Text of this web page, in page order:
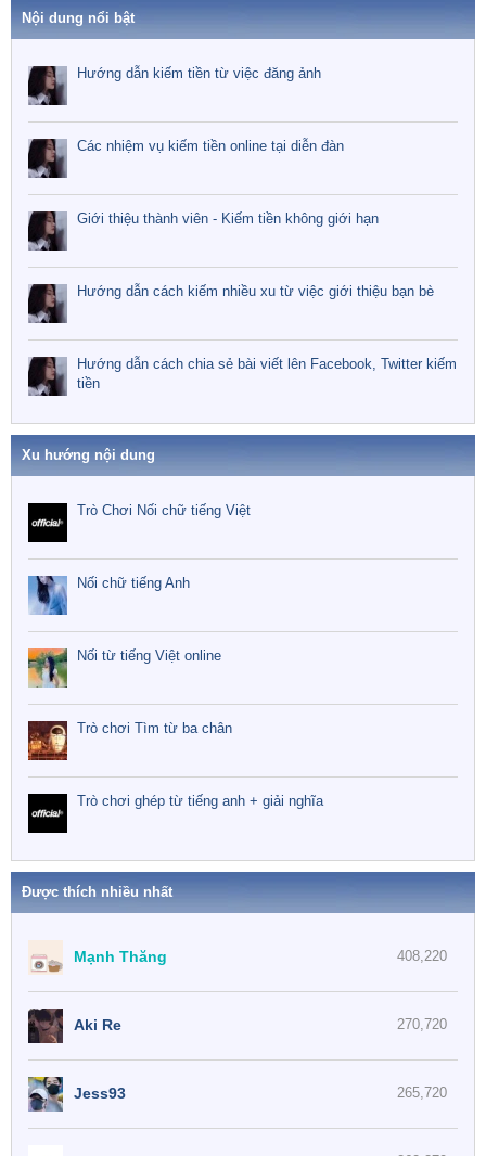
Nội dung nổi bật
Hướng dẫn kiếm tiền từ việc đăng ảnh
Các nhiệm vụ kiếm tiền online tại diễn đàn
Giới thiệu thành viên - Kiếm tiền không giới hạn
Hướng dẫn cách kiếm nhiều xu từ việc giới thiệu bạn bè
Hướng dẫn cách chia sẻ bài viết lên Facebook, Twitter kiếm
tiền
Xu hướng nội dung
Trò Chơi Nối chữ tiếng Việt
Nối chữ tiếng Anh
Nối từ tiếng Việt online
Trò chơi Tìm từ ba chân
Trò chơi ghép từ tiếng anh + giải nghĩa
Được thích nhiều nhất
408,220
Mạnh Thăng
270,720
Aki Re
265,720
Jess93